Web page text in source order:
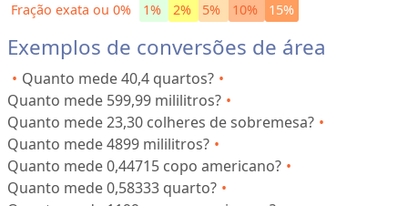
T
m
p
e
r
a
t
u
Fração exata ou 0%
1% 2% 5% 10% 15%
Exemplos de conversões de área
Quanto mede 40,4 quartos?
Quanto mede 599,99 mililitros?
Quanto mede 23,30 colheres de sobremesa?
Quanto mede 4899 mililitros?
Quanto mede 0,44715 copo americano?
Quanto mede 0,58333 quarto?